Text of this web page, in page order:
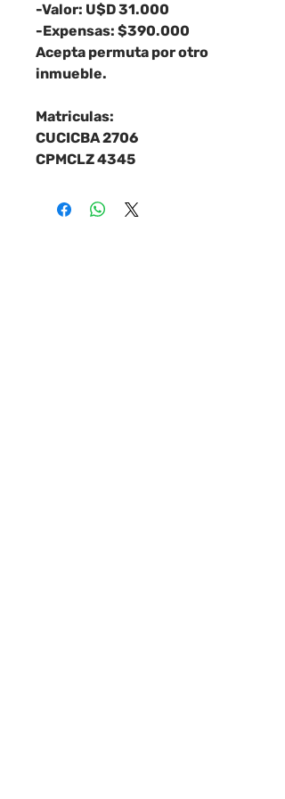
-Valor: U$D 31.000
-Expensas: $390.000
Acepta permuta por otro
inmueble.
Matriculas:
CUCICBA 2706
CPMCLZ 4345